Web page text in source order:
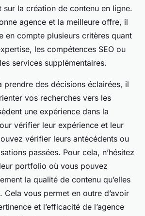
sur la création de contenu en ligne.
agence et la meilleure offre, il
en compte plusieurs critères quant
les compétences SEO ou
services supplémentaires.
prendre des décisions éclairées, il
vos recherches vers les
une expérience dans la
vérifier leur expérience et leur
vérifier leurs antécédents ou
passées. Pour cela, n’hésitez
portfolio où vous pouvez
la qualité de contenu qu’elles
Cela vous permet en outre d’avoir
et l’efficacité de l’agence